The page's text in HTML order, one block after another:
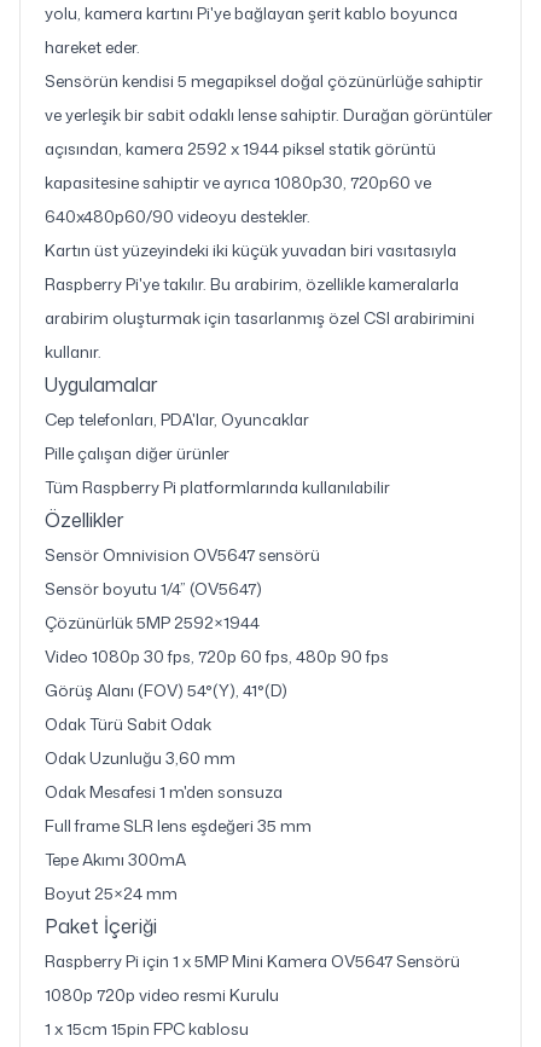
yolu, kamera kartını Pi'ye bağlayan şerit kablo boyunca
hareket eder.
Sensörün kendisi 5 megapiksel doğal çözünürlüğe sahiptir
ve yerleşik bir sabit odaklı lense sahiptir. Durağan görüntüler
açısından, kamera 2592 x 1944 piksel statik görüntü
kapasitesine sahiptir ve ayrıca 1080p30, 720p60 ve
640x480p60/90 videoyu destekler.
Kartın üst yüzeyindeki iki küçük yuvadan biri vasıtasıyla
Raspberry Pi'ye takılır. Bu arabirim, özellikle kameralarla
arabirim oluşturmak için tasarlanmış özel CSI arabirimini
kullanır.
Uygulamalar
Cep telefonları, PDA'lar, Oyuncaklar
Pille çalışan diğer ürünler
Tüm Raspberry Pi platformlarında kullanılabilir
Özellikler
Sensör Omnivision OV5647 sensörü
Sensör boyutu 1/4” (OV5647)
Çözünürlük 5MP 2592×1944
Video 1080p 30 fps, 720p 60 fps, 480p 90 fps
Görüş Alanı (FOV) 54°(Y), 41°(D)
Odak Türü Sabit Odak
Odak Uzunluğu 3,60 mm
Odak Mesafesi 1 m'den sonsuza
Full frame SLR lens eşdeğeri 35 mm
Tepe Akımı 300mA
Boyut 25×24 mm
Paket İçeriği
Raspberry Pi için 1 x 5MP Mini Kamera OV5647 Sensörü
1080p 720p video resmi Kurulu
1 x 15cm 15pin FPC kablosu